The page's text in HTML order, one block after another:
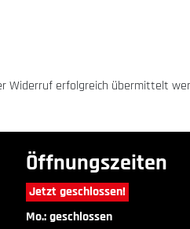
Widerruf erfolgreich übermittelt
Öffnungszeiten
Jetzt geschlossen!
Mo.: geschlossen